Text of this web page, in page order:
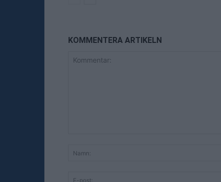
KOMMENTERA ARTIKELN